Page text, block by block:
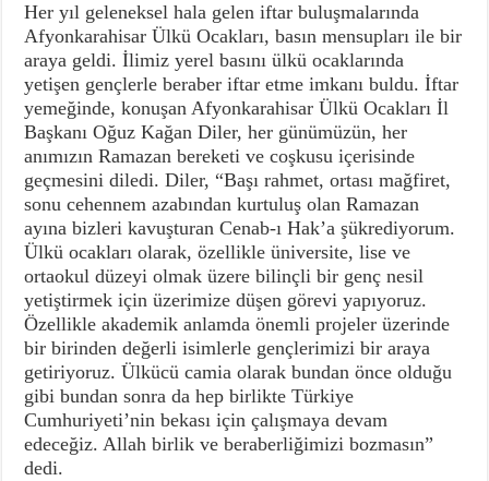
Her yıl geleneksel hala gelen iftar buluşmalarında
Afyonkarahisar Ülkü Ocakları, basın mensupları ile bir
araya geldi. İlimiz yerel basını ülkü ocaklarında
yetişen gençlerle beraber iftar etme imkanı buldu. İftar
yemeğinde, konuşan Afyonkarahisar Ülkü Ocakları İl
Başkanı Oğuz Kağan Diler, her günümüzün, her
anımızın Ramazan bereketi ve coşkusu içerisinde
geçmesini diledi. Diler, “Başı rahmet, ortası mağfiret,
sonu cehennem azabından kurtuluş olan Ramazan
ayına bizleri kavuşturan Cenab-ı Hak’a şükrediyorum.
Ülkü ocakları olarak, özellikle üniversite, lise ve
ortaokul düzeyi olmak üzere bilinçli bir genç nesil
yetiştirmek için üzerimize düşen görevi yapıyoruz.
Özellikle akademik anlamda önemli projeler üzerinde
bir birinden değerli isimlerle gençlerimizi bir araya
getiriyoruz. Ülkücü camia olarak bundan önce olduğu
gibi bundan sonra da hep birlikte Türkiye
Cumhuriyeti’nin bekası için çalışmaya devam
edeceğiz. Allah birlik ve beraberliğimizi bozmasın”
dedi.